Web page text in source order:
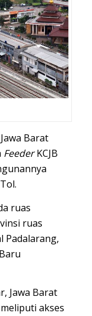
Barat
FeederKCJB
ruas
ruas
Padalarang,
Jawa Barat
akses